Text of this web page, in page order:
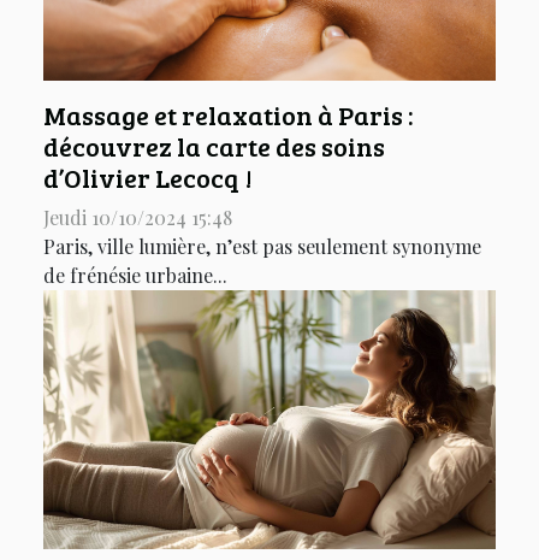
Massage et relaxation à Paris :
découvrez la carte des soins
d’Olivier Lecocq !
Jeudi 10/10/2024 15:48
Paris, ville lumière, n’est pas seulement synonyme
de frénésie urbaine...